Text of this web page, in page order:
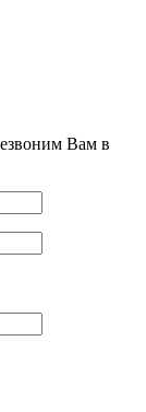
Вам в